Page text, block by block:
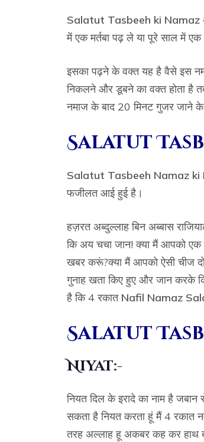
Salatut Tasbeeh ki Namaz
में एक मर्तबा पढ़ ले या पूरे साल में एक
इसका पढ़ने के वक्त यह है वैसे इस
निकलने और डूबने का वक्त होता है
नमाज के बाद 20 मिनट गुजर जाने
Salatut
Salatut Tasbeeh Namaz ki
फजीलत आई हुई है।
हज़रत अब्दुल्लाह बिन अब्बास
कि अय चचा जान! क्या मैं आपको
खबर करूं?क्या मैं आपको ऐसी चीज
गुनाह खता किए हुए और जान करके
है कि 4 रकात Nafil Namaz
Salatut
Niyat:-
नियत दिल के इरादे का नाम है
सकता है नियत करता हूं मैं 4 रकात
तरह अल्लाह हू अकबर कह कर हाथ